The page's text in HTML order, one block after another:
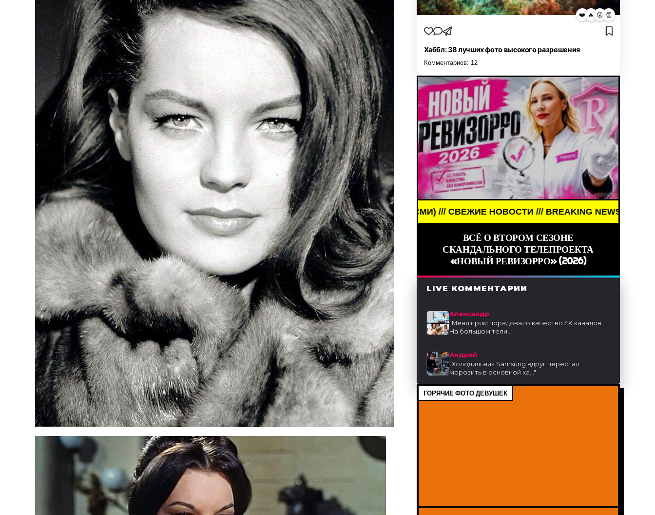
❤️ 🔥 😮 👏
Хаббл: 38 лучших фото высокого разрешения
Комментариев: 12
BREAKING NEWS /// НОВОСТИ (СМИ) /// СВЕЖИЕ НОВОСТИ /// BREAKING NEWS /// НОВОСТИ (СМИ) ///
ВСЁ О ВТОРОМ СЕЗОНЕ
СКАНДАЛЬНОГО ТЕЛЕПРОЕКТА
«НОВЫЙ РЕВИЗОРРО» (2026)
LIVE КОММЕНТАРИИ
Александр
"Меня прям порадовало качество 4K каналов.
На большом тели..."
Андрей
"Холодильник Samsung вдруг перестал
морозить в основной ка..."
ГОРЯЧИЕ ФОТО ДЕВУШЕК